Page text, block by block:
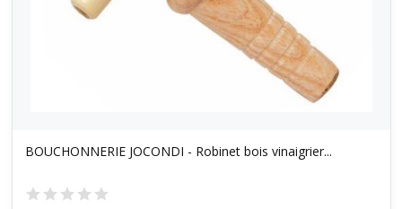
BOUCHONNERIE JOCONDI - Robinet bois vinaigrier...